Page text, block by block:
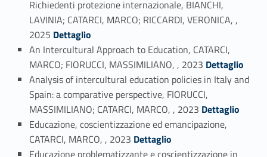
Richiedenti protezione internazionale, BIANCHI,
LAVINIA; CATARCI, MARCO; RICCARDI, VERONICA, ,
2025 Link identifier #identifier_person_40627-7Dettaglio
An Intercultural Approach to Education, CATARCI,
MARCO; FIORUCCI, MASSIMILIANO, , 2023 Link identifier #identifier_person_76407-8Dettaglio
Analysis of intercultural education policies in Italy and
Spain: a comparative perspective, FIORUCCI,
MASSIMILIANO; CATARCI, MARCO, , 2023 Link identifier #identifier_person_196208-9Dettaglio
Educazione, coscientizzazione ed emancipazione,
CATARCI, MARCO, , 2023 Link identifier #identifier_person_195409-10
Dettaglio
Educazione problematizzante e coscientizzazione in